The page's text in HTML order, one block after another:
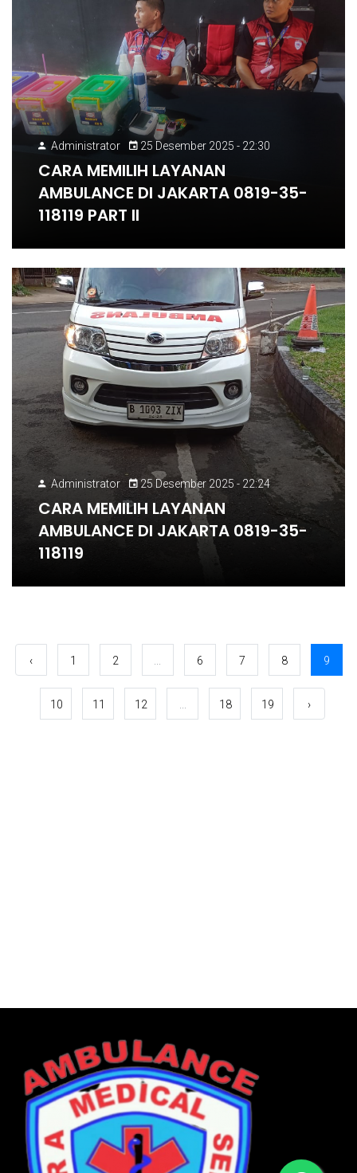
Administrator 25 Desember 2025 - 22:30
CARA MEMILIH LAYANAN
AMBULANCE DI JAKARTA 0819-35-
118119 PART II
Administrator 25 Desember 2025 - 22:24
CARA MEMILIH LAYANAN
AMBULANCE DI JAKARTA 0819-35-
118119
‹ 1 2 6 7 8 9
10 11 12 18 19 ›